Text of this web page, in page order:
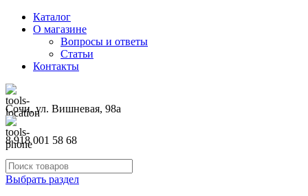
Каталог
О магазине
Вопросы и ответы
Статьи
Контакты
Сочи, ул. Вишневая, 98а
8 918 001 58 68
Выбрать раздел